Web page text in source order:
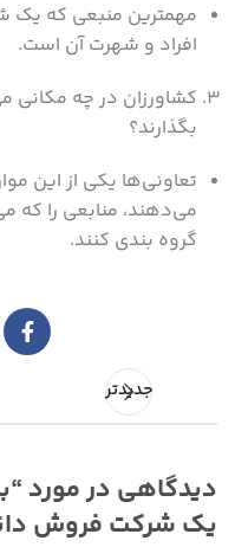
مهمترین منبعی که یک
افراد و شهرت آن است.
کشاورزان در چه مکانی
بگذارند؟
تعاونی‌ها یکی از این
می‌دهند، منابعی را که
گروه‌ بندی کنند.
جدیدتر
دیدگاهی در مورد “
یک شرکت فروش دانه